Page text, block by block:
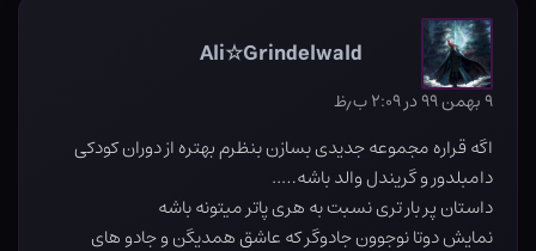
Ali☆Grindelwald
۹ بهمن ۹۹ در ۲:۰۹ ب٫ظ
اگه قراره مجموعه جدیدی بسازن بنظرم بهتره از دوران کودکی
دامبلدور و گریندل والد باشه…..
داستان پر بار تری نسبت به هری پاتر میتونه باشه
نمایش دوتا نوجوون جادوگر که عاشق همدیگن و جادو های